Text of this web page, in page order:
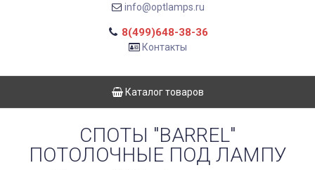
info@optlamps.ru
8(499)648-38-36
Контакты
Каталог товаров
СПОТЫ "BARREL"
ПОТОЛОЧНЫЕ ПОД ЛАМПУ